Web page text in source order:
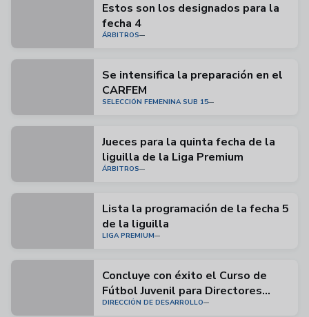
Estos son los designados para la
fecha 4
ÁRBITROS
Se intensifica la preparación en el
CARFEM
SELECCIÓN FEMENINA SUB 15
Jueces para la quinta fecha de la
liguilla de la Liga Premium
ÁRBITROS
Lista la programación de la fecha 5
de la liguilla
LIGA PREMIUM
Concluye con éxito el Curso de
Fútbol Juvenil para Directores
Técnicos
DIRECCIÓN DE DESARROLLO